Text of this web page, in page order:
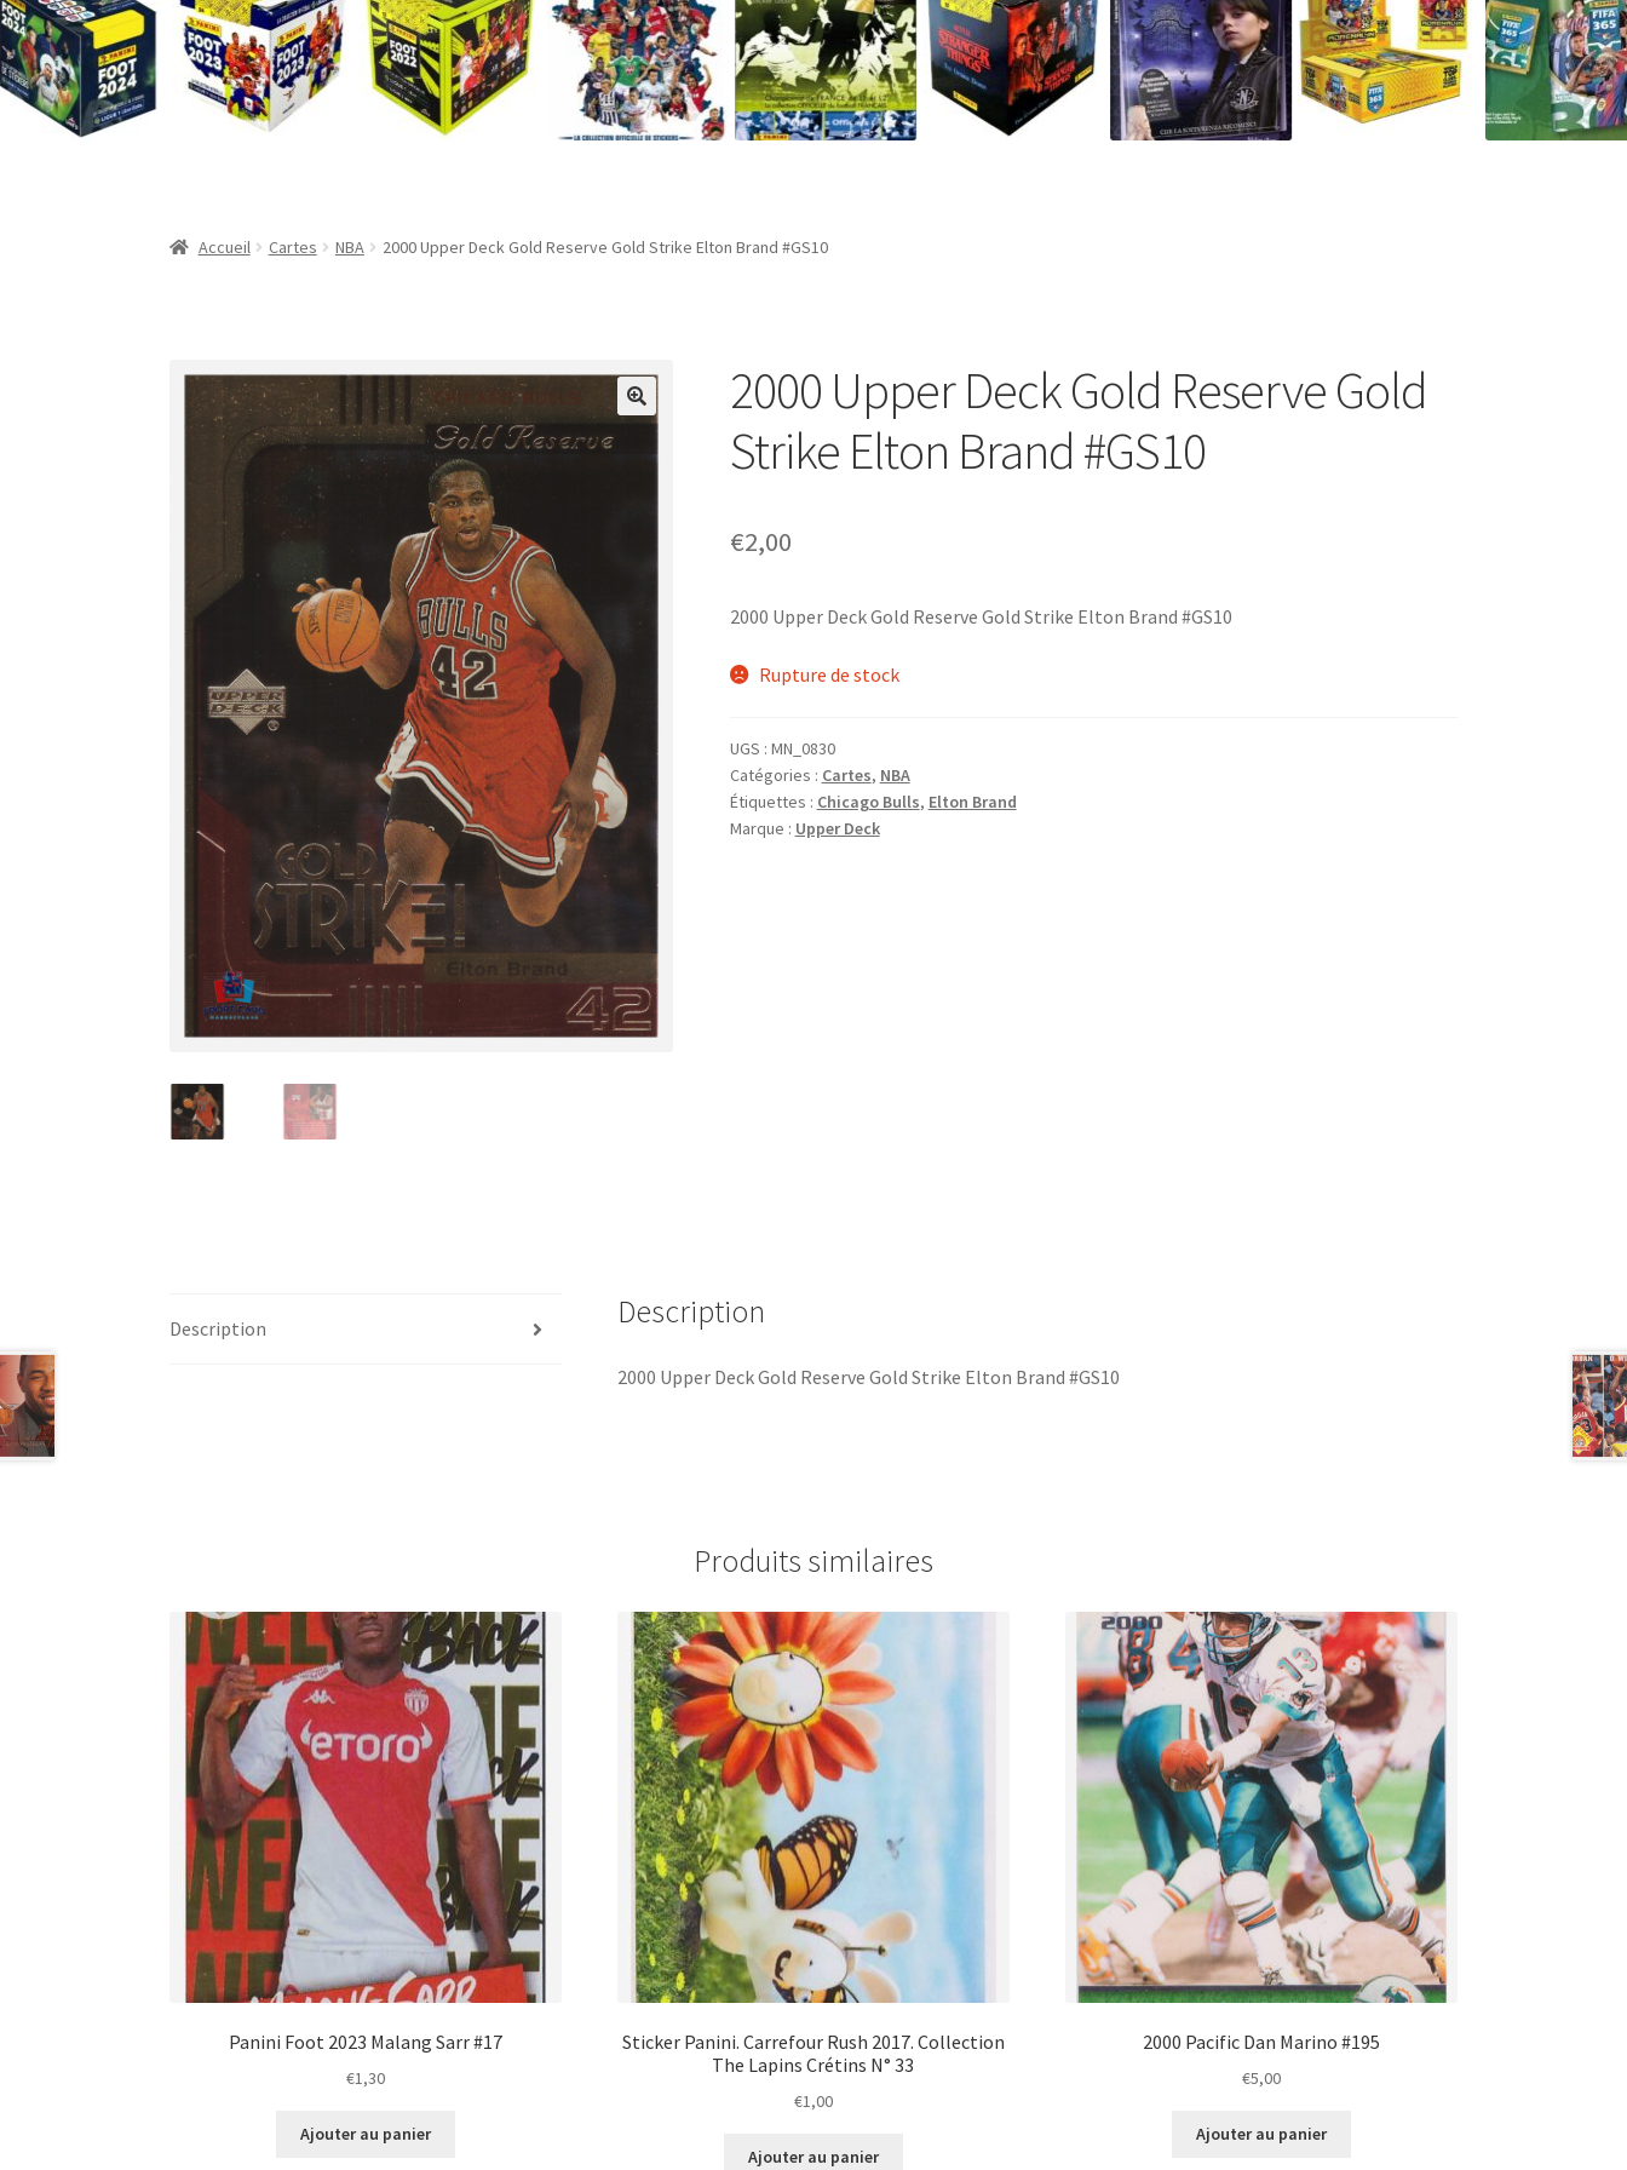
Accueil Cartes NBA 2000 Upper Deck Gold Reserve Gold Strike Elton Brand #GS10
2000 Upper Deck Gold Reserve Gold
Strike Elton Brand #GS10
€2,00
2000 Upper Deck Gold Reserve Gold Strike Elton Brand #GS10
Rupture de stock
UGS : MN_0830
Catégories : Cartes, NBA
Étiquettes : Chicago Bulls, Elton Brand
Marque : Upper Deck
Description Description
2000 Upper Deck Gold Reserve Gold Strike Elton Brand #GS10
Produits similaires
Panini Foot 2023 Malang Sarr #17
€1,30
Ajouter au panier
Sticker Panini. Carrefour Rush 2017. Collection
The Lapins Crétins N° 33
€1,00
Ajouter au panier
2000 Pacific Dan Marino #195
€5,00
Ajouter au panier